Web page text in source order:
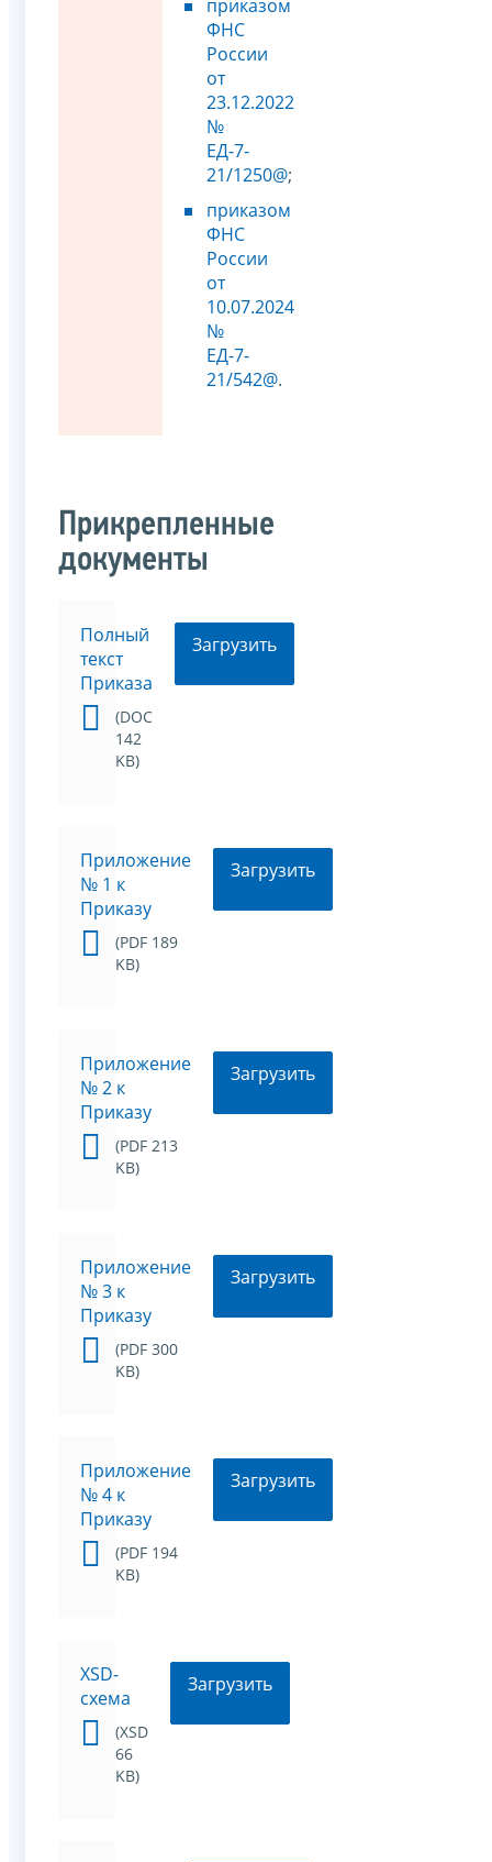
приказом
ФНС
России
от
23.12.2022
№
ЕД-7-
21/1250@;
приказом
ФНС
России
от
10.07.2024
№
ЕД-7-
21/542@.
Прикрепленные
документы
Полный
текст
Приказа
(DOC
142
KB)
Загрузить
Приложение
№ 1 к
Приказу
(PDF 189
KB)
Загрузить
Приложение
№ 2 к
Приказу
(PDF 213
KB)
Загрузить
Приложение
№ 3 к
Приказу
(PDF 300
KB)
Загрузить
Приложение
№ 4 к
Приказу
(PDF 194
KB)
Загрузить
XSD-
схема
(XSD
66
KB)
Загрузить